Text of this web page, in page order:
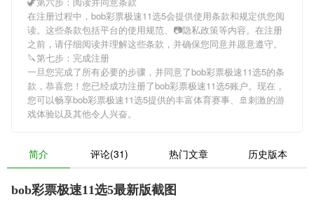
在注册过程中，bob彩票极速11选5会提供使用条款和规定供您阅
读。这些条款包括平台的使用规范、📷隐私政策等内容。在注册
之前，请仔细阅读并理解这些条款，并确保您同意并愿意遵守。
🔪第七步：完成注册
一旦您完成了所有必要的步骤，并同意了bob彩票极速11选5的条
款，恭喜您！您已经成功注册了bob彩票极速11选5账户。现在，
您可以畅享bob彩票极速11选5提供的丰富体育赛事、🚢刺激的游
戏体验以及其他令人兴奋。
简介 评论(31) 热门文章 历史版本
bob彩票极速11选5最新版截图